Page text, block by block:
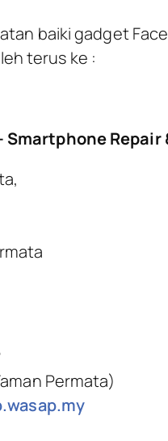
baiki gadget
terus ke :
Smartphone Repair
Permata)